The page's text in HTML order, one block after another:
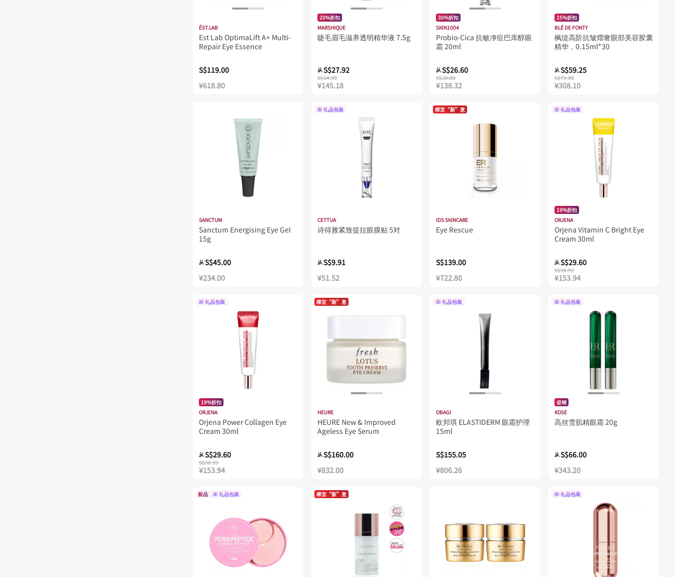
ÉST.LAB
Est Lab OptimaLift A+ Multi-
Repair Eye Essence
S$119.00
¥618.80
20%折扣
MARSHIQUE
睫毛眉毛滋养透明精华液 7.5g
从S$27.92
S$34.90
¥145.18
30%折扣
SKIN1004
Probio-Cica 抗敏净痘巴库醇眼
霜 20ml
从S$26.60
S$38.00
¥138.32
25%折扣
BLÉ DE FONTY
枫缇高阶抗皱熠奢眼部美容胶囊
精华，0.15ml*30
从S$59.25
S$79.00
¥308.10
SANCTUM
Sanctum Energising Eye Gel
15g
从S$45.00
¥234.00
礼品包装
CETTUA
诗得雅紧致提拉眼膜贴 5对
从S$9.91
¥51.52
樟宜“新”意
IDS SKINCARE
Eye Rescue
S$139.00
¥722.80
礼品包装
19%折扣
ORJENA
Orjena Vitamin C Bright Eye
Cream 30ml
从S$29.60
S$36.99
¥153.94
礼品包装
19%折扣
ORJENA
Orjena Power Collagen Eye
Cream 30ml
从S$29.60
S$36.99
¥153.94
樟宜“新”意
HEURE
HEURE New & Improved
Ageless Eye Serum
从S$160.00
¥832.00
礼品包装
OBAGI
欧邦琪 ELASTIDERM 眼霜护理
15ml
S$155.05
¥806.26
礼品包装
促销
KOSE
高丝雪肌精眼霜 20g
从S$66.00
¥343.20
新品 礼品包装 樟宜“新”意 礼品包装